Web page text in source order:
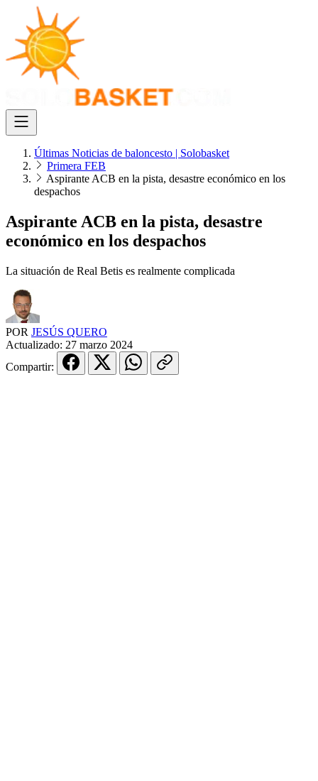
Últimas Noticias de baloncesto | Solobasket
Primera FEB
Aspirante ACB en la pista, desastre económico en los
despachos
Aspirante ACB en la pista, desastre
económico en los despachos
La situación de Real Betis es realmente complicada
POR JESÚS QUERO
Actualizado: 27 marzo 2024
Compartir: